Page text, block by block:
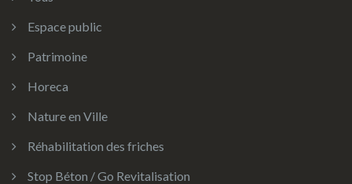
Espace public
Patrimoine
Horeca
Nature en Ville
Réhabilitation des friches
Stop Béton / Go Revitalisation